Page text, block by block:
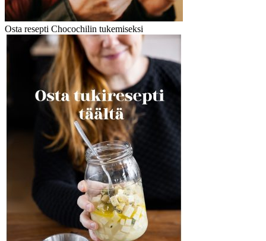
Osta resepti Chocochilin tukemiseksi